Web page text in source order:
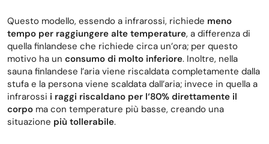
Questo modello, essendo a infrarossi, richiede meno
tempo per raggiungere alte temperature, a differenza di
quella finlandese che richiede circa un’ora; per questo
motivo ha un consumo di molto inferiore. Inoltre, nella
sauna finlandese l’aria viene riscaldata completamente dalla
stufa e la persona viene scaldata dall’aria; invece in quella a
infrarossi i raggi riscaldano per l‘80% direttamente il
corpo ma con temperature più basse, creando una
situazione più tollerabile.